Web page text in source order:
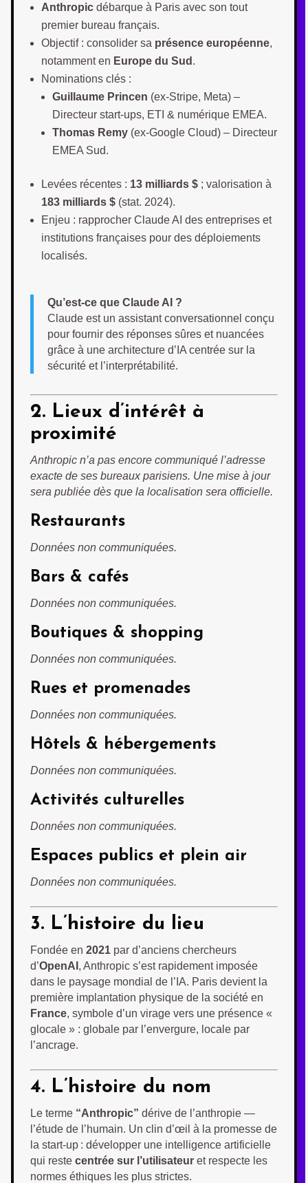
Anthropic débarque à Paris avec son tout
premier bureau français.
Objectif : consolider sa présence européenne,
notamment en Europe du Sud .
Nominations clés :
Guillaume Princen (ex-Stripe, Meta) –
Directeur start-ups, ETI & numérique EMEA.
Thomas Remy (ex-Google Cloud) – Directeur
EMEA Sud.
Levées récentes : 13 milliards $ ; valorisation à
183 milliards $ (stat. 2024).
Enjeu : rapprocher Claude AI des entreprises et
institutions françaises pour des déploiements
localisés.
Qu’est-ce que Claude AI ?
Claude est un assistant conversationnel conçu
pour fournir des réponses sûres et nuancées
grâce à une architecture d’IA centrée sur la
sécurité et l’interprétabilité.
2. Lieux d’intérêt à
proximité
Anthropic n’a pas encore communiqué l’adresse
exacte de ses bureaux parisiens. Une mise à jour
sera publiée dès que la localisation sera officielle.
Restaurants
Données non communiquées.
Bars & cafés
Données non communiquées.
Boutiques & shopping
Données non communiquées.
Rues et promenades
Données non communiquées.
Hôtels & hébergements
Données non communiquées.
Activités culturelles
Données non communiquées.
Espaces publics et plein air
Données non communiquées.
3. L’histoire du lieu
Fondée en 2021 par d’anciens chercheurs
d’OpenAI , Anthropic s’est rapidement imposée
dans le paysage mondial de l’IA. Paris devient la
première implantation physique de la société en
France, symbole d’un virage vers une présence «
glocale » : globale par l’envergure, locale par
l’ancrage.
4. L’histoire du nom
Le terme “Anthropic” dérive de l’anthropie —
l’étude de l’humain. Un clin d’œil à la promesse de
la start-up : développer une intelligence artificielle
qui reste centrée sur l’utilisateur et respecte les
normes éthiques les plus strictes.